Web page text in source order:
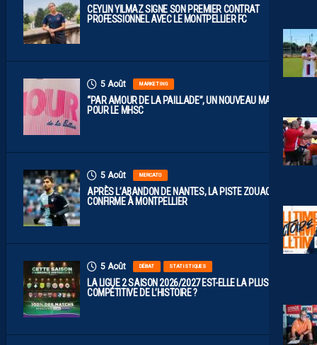
CEYLIN YILMAZ SIGNE SON PREMIER CONTRAT
PROFESSIONNEL AVEC LE MONTPELLIER FC
5 Août MARKETING
“PAR AMOUR DE LA PAILLADE”, UN NOUVEAU MAILLOT
POUR LE MHSC
5 Août MERCATO
APRÈS L’ABANDON DE NANTES, LA PISTE ZOUAOUI SE
CONFIRME À MONTPELLIER
5 Août DÉBAT STATISTIQUES
LA LIGUE 2 SAISON 2026/2027 EST-ELLE LA PLUS
COMPÉTITIVE DE L’HISTOIRE ?